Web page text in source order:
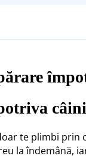
te plimbi
la îndemână,